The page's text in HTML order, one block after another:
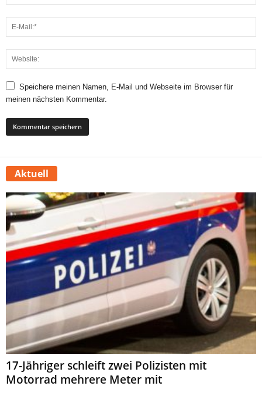
Speichere meinen Namen, E-Mail und Webseite im Browser für
meinen nächsten Kommentar.
Aktuell
17-Jähriger schleift zwei Polizisten mit
Motorrad mehrere Meter mit